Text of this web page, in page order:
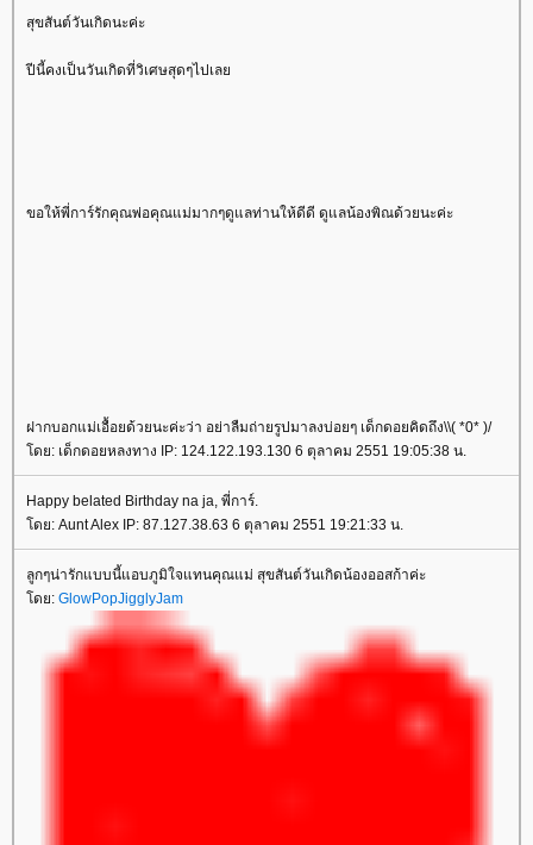
สุขสันต์วันเกิดนะค่ะ
ปีนี้คงเป็นวันเกิดที่วิเศษสุดๆไปเลย
ขอให้พี่การ์รักคุณพ่อคุณแม่มากๆดูแลท่านให้ดีดี ดูแลน้องพิณด้วยนะค่ะ
ฝากบอกแม่เอื้อยด้วยนะค่ะว่า อย่าลืมถ่ายรูปมาลงบ่อยๆ เด็กดอยคิดถึง\\( *0* )/
โดย: เด็กดอยหลงทาง IP: 124.122.193.130 6 ตุลาคม 2551 19:05:38 น.
Happy belated Birthday na ja, พี่การ์.
โดย: Aunt Alex IP: 87.127.38.63 6 ตุลาคม 2551 19:21:33 น.
ลูกๆน่ารักแบบนี้แอบภูมิใจแทนคุณแม่ สุขสันต์วันเกิดน้องออสก้าค่ะ
โดย: GlowPopJigglyJam